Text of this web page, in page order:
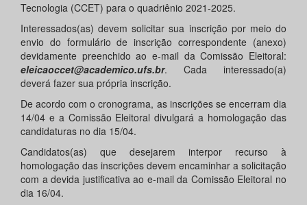
Tecnologia (CCET) para o quadriênio 2021-2025.
Interessados(as) devem solicitar sua inscrição por meio do
envio do formulário de inscrição correspondente (anexo)
devidamente preenchido ao e-mail da Comissão Eleitoral:
eleicaoccet@academico.ufs.br. Cada interessado(a)
deverá fazer sua própria inscrição.
De acordo com o cronograma, as inscrições se encerram dia
14/04 e a Comissão Eleitoral divulgará a homologação das
candidaturas no dia 15/04.
Candidatos(as) que desejarem interpor recurso à
homologação das inscrições devem encaminhar a solicitação
com a devida justificativa ao e-mail da Comissão Eleitoral no
dia 16/04.